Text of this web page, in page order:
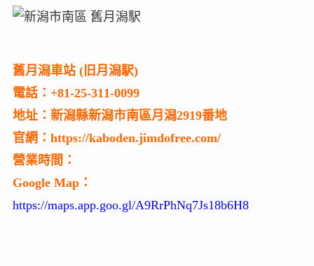
舊月潟車站 (旧月潟駅)
電話：+81-25-311-0099
地址：新潟縣新潟市南區月潟2919番地
官網：https://kaboden.jimdofree.com/
營業時間：
Google Map：
https://maps.app.goo.gl/A9RrPhNq7Js18b6H8